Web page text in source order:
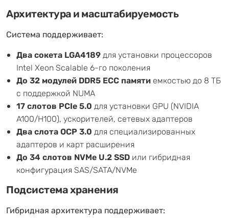
Архитектура и масштабируемость
Система поддерживает:
Два сокета LGA4189для установки процессоров
Intel Xeon Scalable 6-го поколения
До 32 модулей DDR5 ECC памятиемкостью до 8 ТБ
с поддержкой NUMA
17 слотов PCIe 5.0 для установки GPU (NVIDIA
A100/H100), ускорителей, сетевых адаптеров
Два слота OCP 3.0 для специализированных
адаптеров и карт расширения
До 34 слотов NVMe U.2 SSD или гибридная
конфигурация SAS/SATA/NVMe
Подсистема хранения
Гибридная архитектура поддерживает: